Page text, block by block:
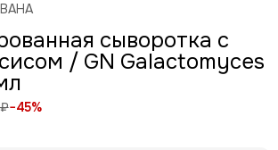
сыворотка с
/ GN Galactomyces
−45%